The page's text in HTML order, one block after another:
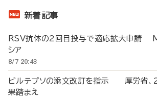
新着記事
RSV抗体の2回目投与で適応拡大申請
シア
8/7 20:43
ビルテプソの添文改訂を指示 厚労省
果踏まえ